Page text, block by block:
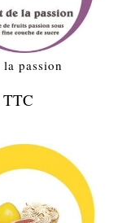
passion
TTC